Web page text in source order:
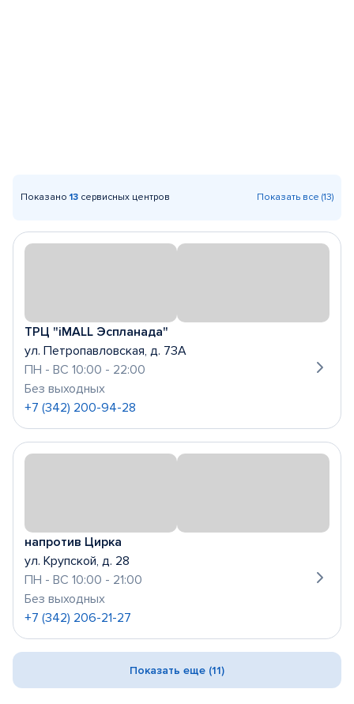
Показано 13 сервисных центров Показать все (13)
ТРЦ "iMALL Эспланада"
ул. Петропавловская, д. 73А
ПН - ВС 10:00 - 22:00
Без выходных
+7 (342) 200-94-28
напротив Цирка
ул. Крупской, д. 28
ПН - ВС 10:00 - 21:00
Без выходных
+7 (342) 206-21-27
Показать еще (11)